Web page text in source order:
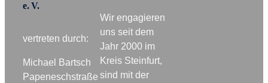
e. V.
vertreten durch:
Michael Bartsch
Papeneschstraße
Wir engagieren
uns seit dem
Jahr 2000 im
Kreis Steinfurt,
sind mit der